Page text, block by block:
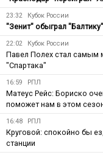
23:32 Кубок России
"Зенит" обыграл
22:02 Кубок России
Павел Полех стал самым
"Спартака"
16:59 РПЛ
Матеус Рейс: Бориско
поможет нам в этом
16:48 РПЛ
Круговой: спокойно бы
станции